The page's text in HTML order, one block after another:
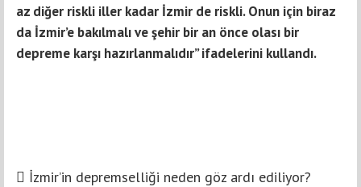
az diğer riskli iller kadar İzmir de riskli. Onun için biraz
da İzmir’e bakılmalı ve şehir bir an önce olası bir
depreme karşı hazırlanmalıdır” ifadelerini kullandı.
 İzmir’in depremselliği neden göz ardı ediliyor?